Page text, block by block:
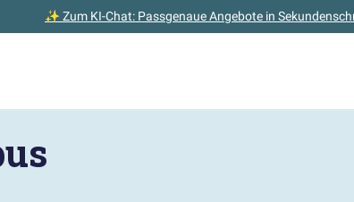
✨ Zum KI-Chat: Passgenaue Angebote in